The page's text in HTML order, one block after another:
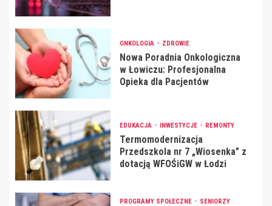
ONKOLOGIA ZDROWIE
Nowa Poradnia Onkologiczna
w Łowiczu: Profesjonalna
Opieka dla Pacjentów
EDUKACJA INWESTYCJE REMONTY
Termomodernizacja
Przedszkola nr 7 „Wiosenka” z
dotacją WFOŚiGW w Łodzi
PROGRAMY SPOŁECZNE SENIORZY